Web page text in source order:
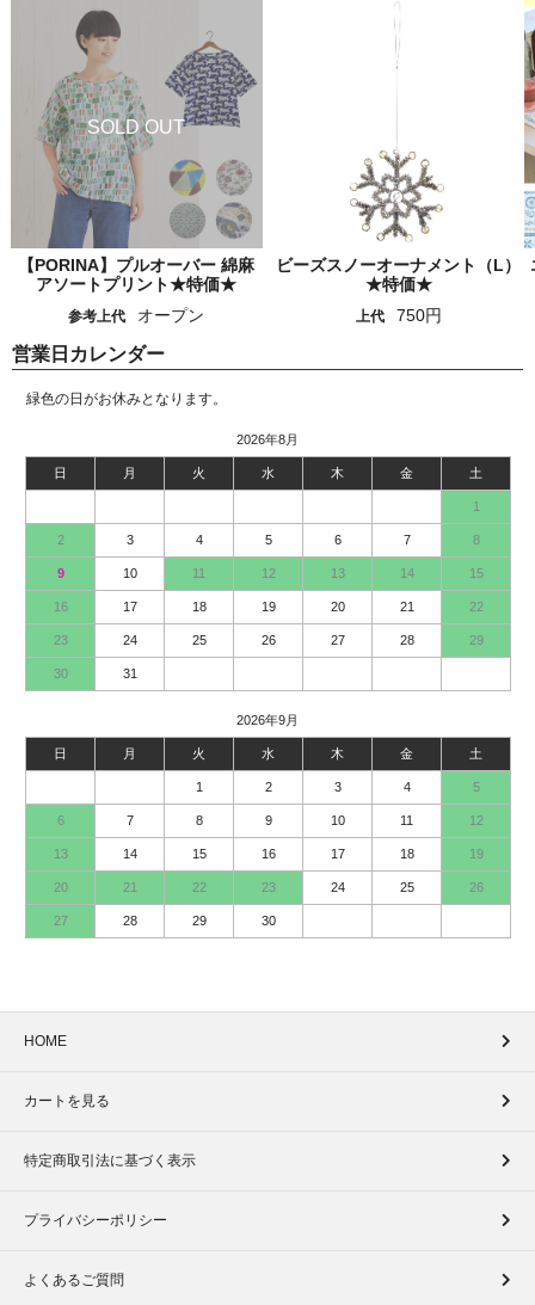
【PORINA】プルオーバー 綿麻
アソートプリント★特価★
参考上代 オープン
ビーズスノーオーナメント（L）
★特価★
上代 750円
営業日カレンダー
緑色の日がお休みとなります。
2026年8月
日 月 火 水 木 金 土
1
2 3 4 5 6 7 8
9 10 11 12 13 14 15
16 17 18 19 20 21 22
23 24 25 26 27 28 29
30 31
2026年9月
日 月 火 水 木 金 土
1 2 3 4 5
6 7 8 9 10 11 12
13 14 15 16 17 18 19
20 21 22 23 24 25 26
27 28 29 30
HOME
カートを見る
特定商取引法に基づく表示
プライバシーポリシー
よくあるご質問